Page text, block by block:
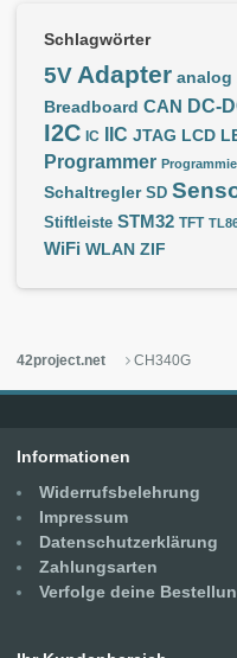
Schlagwörter
5V Adapter analog
Breadboard CAN DC-
I2C IC IIC JTAG LCD
Programmer
Schaltregler SD
Stiftleiste STM32 TFT
WiFi WLAN ZIF
42project.net CH340G
Informationen
Widerrufsbelehrung
Impressum
Datenschutzerklärung
Zahlungsarten
Verfolge deine